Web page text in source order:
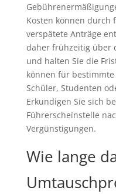
Kosten können durch
verspätete Anträge
daher frühzeitig über
und halten Sie die
können für
Schüler, Studenten
Erkundigen Sie sich
Führerscheinstelle
Vergünstigungen.
Wie lange